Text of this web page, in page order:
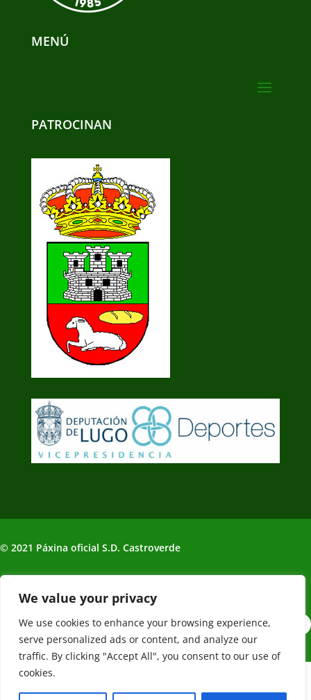
We value your privacy
We use cookies to enhance your browsing experience,
serve personalized ads or content, and analyze our
traffic. By clicking "Accept All", you consent to our use of
cookies.
MENÚ
PATROCINAN
© 2021 Páxina oficial S.D. Castroverde